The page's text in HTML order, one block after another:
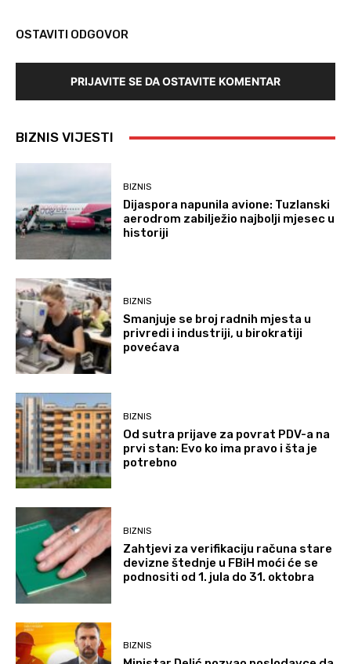
OSTAVITI ODGOVOR
PRIJAVITE SE DA OSTAVITE KOMENTAR
BIZNIS VIJESTI
BIZNIS
Dijaspora napunila avione: Tuzlanski
aerodrom zabilježio najbolji mjesec u
historiji
BIZNIS
Smanjuje se broj radnih mjesta u
privredi i industriji, u birokratiji
povećava
BIZNIS
Od sutra prijave za povrat PDV-a na
prvi stan: Evo ko ima pravo i šta je
potrebno
BIZNIS
Zahtjevi za verifikaciju računa stare
devizne štednje u FBiH moći će se
podnositi od 1. jula do 31. oktobra
BIZNIS